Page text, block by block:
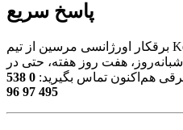
پاسخ سریع
برقکار اورژانسی مرسین از تیم Korniş Servisi Hemen در کمتر از
هفت روز هفته، حتی در
هم‌اکنون تماس بگیرید:
0 538
495 97 96